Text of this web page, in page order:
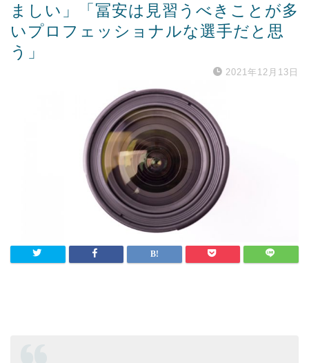
ましい」「冨安は見習うべきことが多
いプロフェッショナルな選手だと思
う」
2021年12月13日